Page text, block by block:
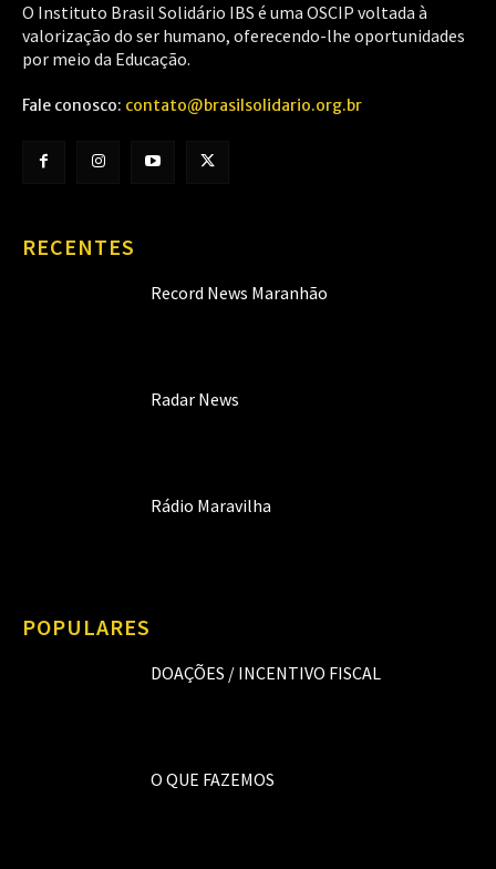
O Instituto Brasil Solidário IBS é uma OSCIP voltada à
valorização do ser humano, oferecendo-lhe oportunidades
por meio da Educação.
Fale conosco: contato@brasilsolidario.org.br
RECENTES
Record News Maranhão
Radar News
Rádio Maravilha
POPULARES
DOAÇÕES / INCENTIVO FISCAL
O QUE FAZEMOS